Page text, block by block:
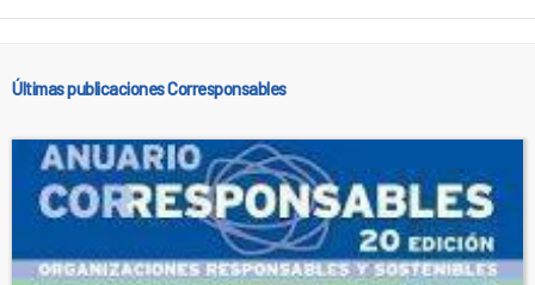
Últimas publicaciones Corresponsables